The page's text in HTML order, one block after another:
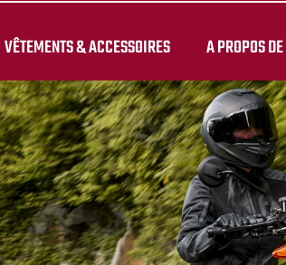
VÊTEMENTS & ACCESSOIRES A PROPOS DE